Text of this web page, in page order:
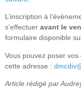
L’inscription à
s’effectuer avant le
formulaire disponible
Vous pouvez poser
cette adresse :
Article rédigé par